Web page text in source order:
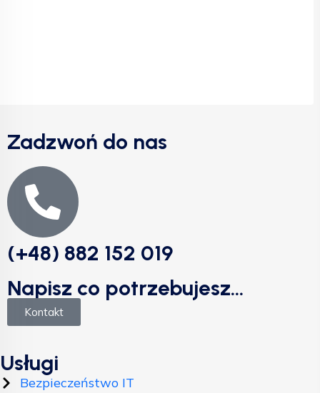
Zadzwoń do nas
(+48) 882 152 019
Napisz co potrzebujesz...
Kontakt
Usługi
Bezpieczeństwo IT